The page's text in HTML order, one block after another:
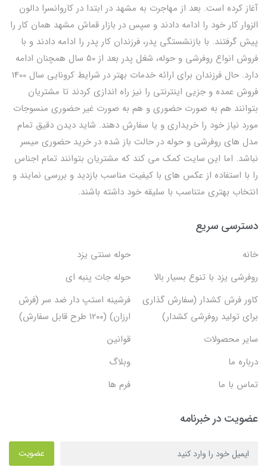
آغاز کرده است. بعد از مهاجرت به مشهد در ابتدا در کاروانسرا دالون
الزوار کار خود را ادامه دادند و سپس در بازار قماش مشهد همان کار را
پیش گرفتند. با بازنشستگی پدر، فرزندان کار پدر را ادامه دادند و با
فروش انواع روفرشی و حوله، شغل پدر بعد از 50 سال همچنان ادامه
دارد. حال فرزندان برای ارائه خدمات بهتر در شرایط کرونایی سال 1400
فروش عمده و جزیی اینترنتی را نیز راه اندازی کردند تا مشتریان
بتوانند هم به صورت حضوری و هم به صورت غیر حضوری منسوجات
مورد نیاز خود را خریداری و یا سفارش دهند. شاید دیدن دقیق تمام
مدل های روفرشی و حوله در حالت باز شده در خرید حضوری میسر
نباشد. اما این سایت کمک می کند که مشتریان بتوانند تمام اجناس
را با استفاده از عکس های با کیفیت مناسب بازدید و بررسی نمایند و
انتخاب بهتری متناسب با سلیقه خود داشته باشند.
دسترسی سریع
خانه
حوله سنتی یزد
روفرشی یزد با تنوع بسیار بالا
حوله جات پنبه ای
کاور فرش کشدار (سفارش گذاری
برای تولید روفرشی کشدار)
فرشینه استپ دار ضد سر (فرش
ارزان) (۱۲۰۰ طرح قابل سفارش)
سایر محصولات
قوانین
درباره ما
وبلاگ
تماس با ما
فرم ها
عضویت در خبرنامه
عضویت